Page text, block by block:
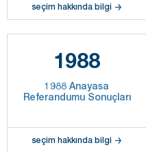
seçim hakkında bilgi
1988
1988 Anayasa
Referandumu Sonuçları
seçim hakkında bilgi